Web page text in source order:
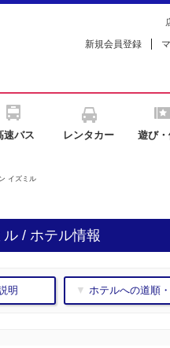
新規会員登録
速バス レンタカー 遊び
イズミル
/ ホテル情報
明 ▼ ホテルへの道順